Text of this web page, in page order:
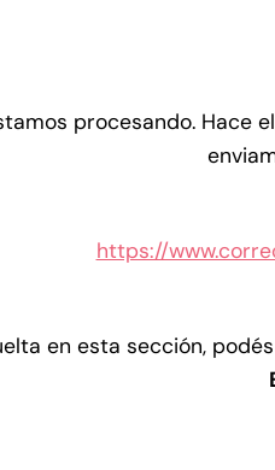
procesando. Hace
https://
en esta sección,